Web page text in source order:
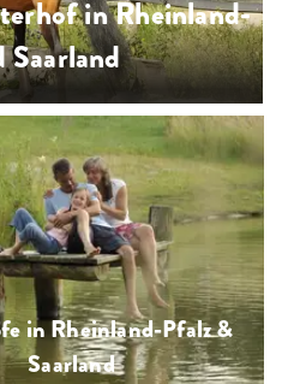
in Rheinland-
Saarland
ein zu
Urlaub auf dem
Reiterferien mit
Ausritten ins
in Rheinland-Pfalz &
Saarland